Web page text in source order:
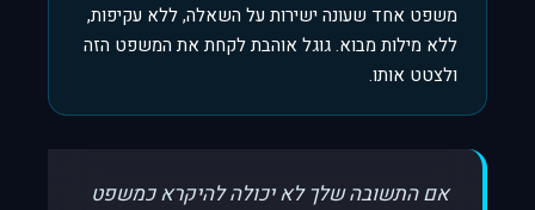
משפט אחד שעונה ישירות על השאלה, ללא עקיפות,
ללא מילות מבוא. גוגל אוהבת לקחת את המשפט הזה
ולצטט אותו.
אם התשובה שלך לא יכולה להיקרא כמשפט